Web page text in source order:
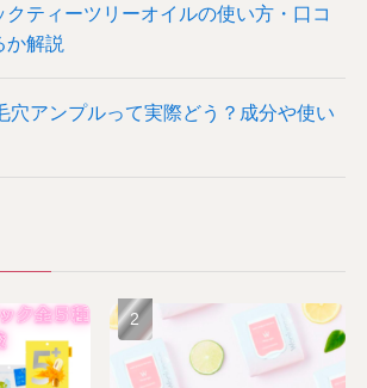
クティーツリーオイルの使い方・口コ
か解説
穴アンプルって実際どう？成分や使い